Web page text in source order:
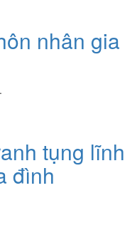
nhân gia
tụng lĩnh
đình